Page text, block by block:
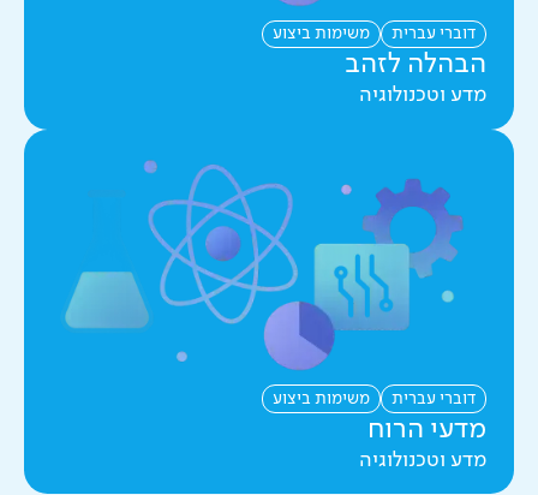
דוברי עברית משימות ביצוע
הבהלה לזהב
מדע וטכנולוגיה
דוברי עברית משימות ביצוע
מדעי הרוח
מדע וטכנולוגיה